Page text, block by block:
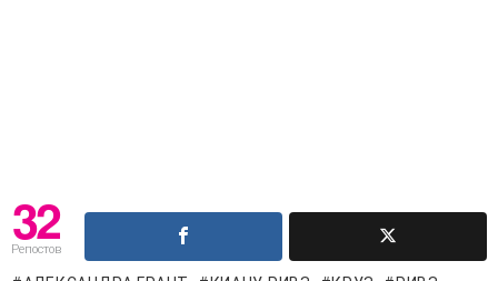
32
Репостов